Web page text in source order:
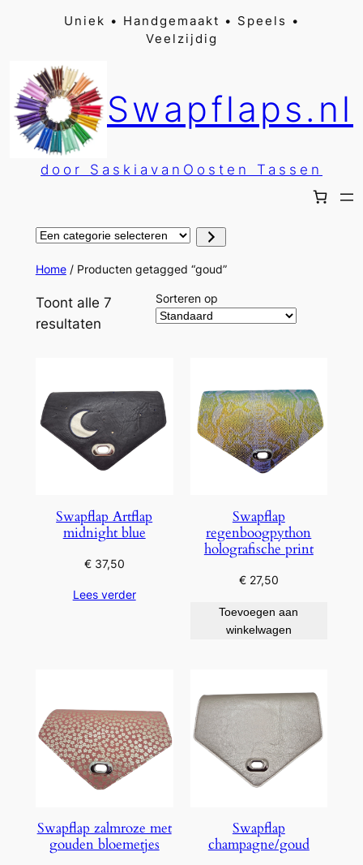
inhoud
Uniek • Handgemaakt • Speels •
Veelzijdig
Swapflaps.nl
door SaskiavanOosten Tassen
Een
categorie
Home/ Producten getagged “goud”
Toont alle 7
resultaten
Sorteren op
Swapflap Artflap
midnight blue
€37,50
Lees verder
Swapflap
regenboogpython
holografische print
€27,50
Toevoegen aan
winkelwagen
Swapflap zalmroze met
gouden bloemetjes
Swapflap
champagne/goud